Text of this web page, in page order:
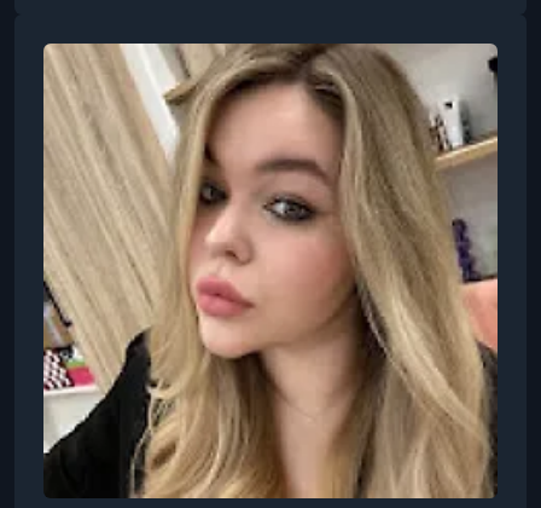
секретами организации фуршетов, сочетая
эстетику и практичность.